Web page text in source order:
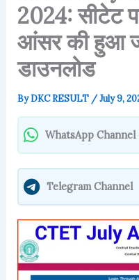
2024: सीटेट
आंसर की हुआ
डाउनलोड
ByDKC RESULT /July 9,
WhatsApp Channel
Telegram Channel